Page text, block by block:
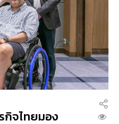
กิจไทยมอง